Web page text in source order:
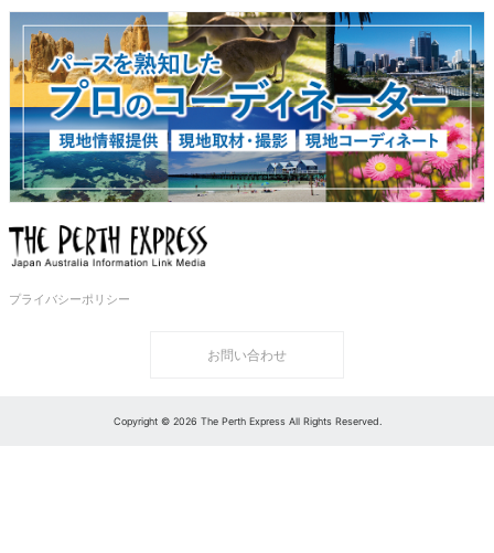
プライバシーポリシー
お問い合わせ
Copyright © 2026 The Perth Express All Rights Reserved.